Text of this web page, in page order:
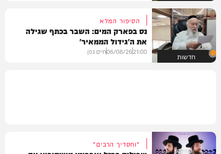
חדשות
הסיפור המלא
נס בפארק המים: השבר בכתף שגילה
את ה'גידול הממאיר'
21:00
06/08/26חיים גפן
"וחסדיך הרבים"